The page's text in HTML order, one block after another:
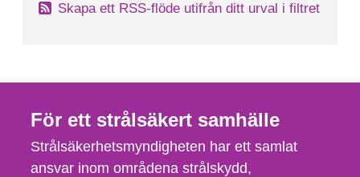
Skapa ett RSS-flöde utifrån ditt urval i filtret
För ett strålsäkert samhälle
Strålsäkerhetsmyndigheten har ett samlat
ansvar inom områdena strålskydd,